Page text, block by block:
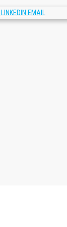
LINKEDIN EMAIL